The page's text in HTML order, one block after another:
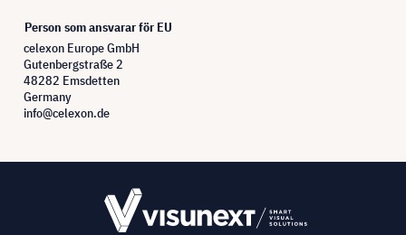
Person som ansvarar för EU
celexon Europe GmbH
Gutenbergstraße 2
48282 Emsdetten
Germany
info@celexon.de